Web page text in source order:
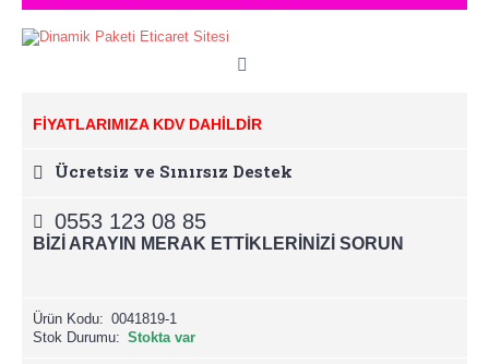
FİYATLARIMIZA KDV DAHİLDİR
Ücretsiz ve Sınırsız Destek
0553 123 08 85
BİZİ ARAYIN MERAK ETTİKLERİNİZİ SORUN
Ürün Kodu: 0041819-1
Stok Durumu: Stokta var